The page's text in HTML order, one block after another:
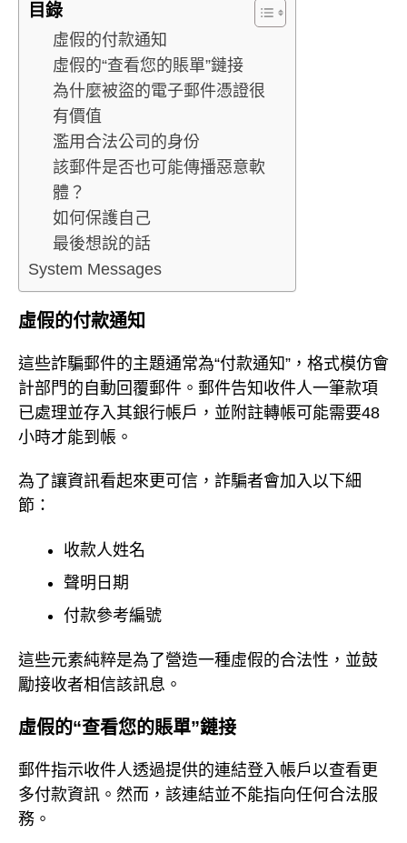
目錄
虛假的付款通知
虛假的“查看您的賬單”鏈接
為什麼被盜的電子郵件憑證很
有價值
濫用合法公司的身份
該郵件是否也可能傳播惡意軟
體？
如何保護自己
最後想說的話
System Messages
虛假的付款通知
這些詐騙郵件的主題通常為“付款通知”，格式模仿會
計部門的自動回覆郵件。郵件告知收件人一筆款項
已處理並存入其銀行帳戶，並附註轉帳可能需要48
小時才能到帳。
為了讓資訊看起來更可信，詐騙者會加入以下細
節：
收款人姓名
聲明日期
付款參考編號
這些元素純粹是為了營造一種虛假的合法性，並鼓
勵接收者相信該訊息。
虛假的“查看您的賬單”鏈接
郵件指示收件人透過提供的連結登入帳戶以查看更
多付款資訊。然而，該連結並不能指向任何合法服
務。